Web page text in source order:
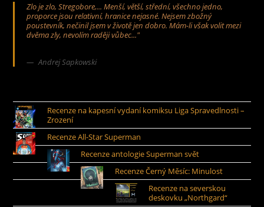
Zlo je zlo, Stregobore,... Menší, větší, střední, všechno jedno,
proporce jsou relativní, hranice nejasné. Nejsem zbožný
poustevník, nečinil jsem v životě jen dobro. Mám-li však volit mezi
dvěma zly, nevolím raději vůbec..."
Andrej Sapkowski
Recenze na kapesní vydaní komiksu Liga Spravedlnosti –
Zrození
Recenze All-Star Superman
Recenze antologie Superman svět
Recenze Černý Měsíc: Minulost
Recenze na severskou
deskovku „Northgard“